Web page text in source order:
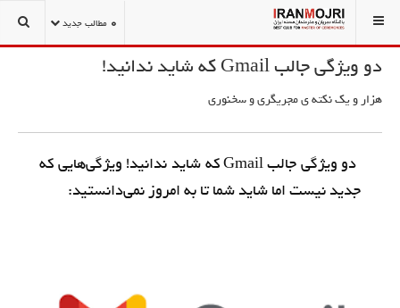
0 مطالب جدید شما اینجا هستید: 1001 نکته مجریگری و سخنوری ارتباطات و پست الکترونیکی
دو ویژگی جالب Gmail که شاید ندانید!
هزار و یک نكته ي مجريگري و سخنوري
دو ویژگی جالب Gmail که شاید ندانید! ویژگی‌هایی که
جدید نیست اما شاید شما تا به امروز نمی‌دانستید: